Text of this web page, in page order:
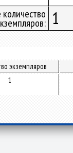
1
экземпляров
1